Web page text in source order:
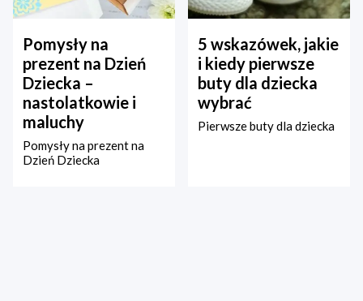
Pomysły na
prezent na Dzień
Dziecka –
nastolatkowie i
maluchy
Pomysły na prezent na
Dzień Dziecka
5 wskazówek, jakie
i kiedy pierwsze
buty dla dziecka
wybrać
Pierwsze buty dla dziecka